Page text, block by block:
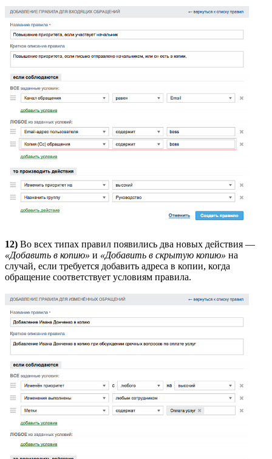
12) Во всех типах правил появились два новых действия —
«Добавить в копию» и «Добавить в скрытую копию» на
случай, если требуется добавить адреса в копии, когда
обращение соответствует условиям правила.